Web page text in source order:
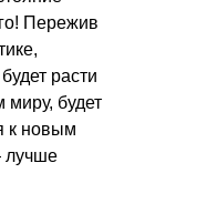
Пережив
расти
будет
к новым
лучше